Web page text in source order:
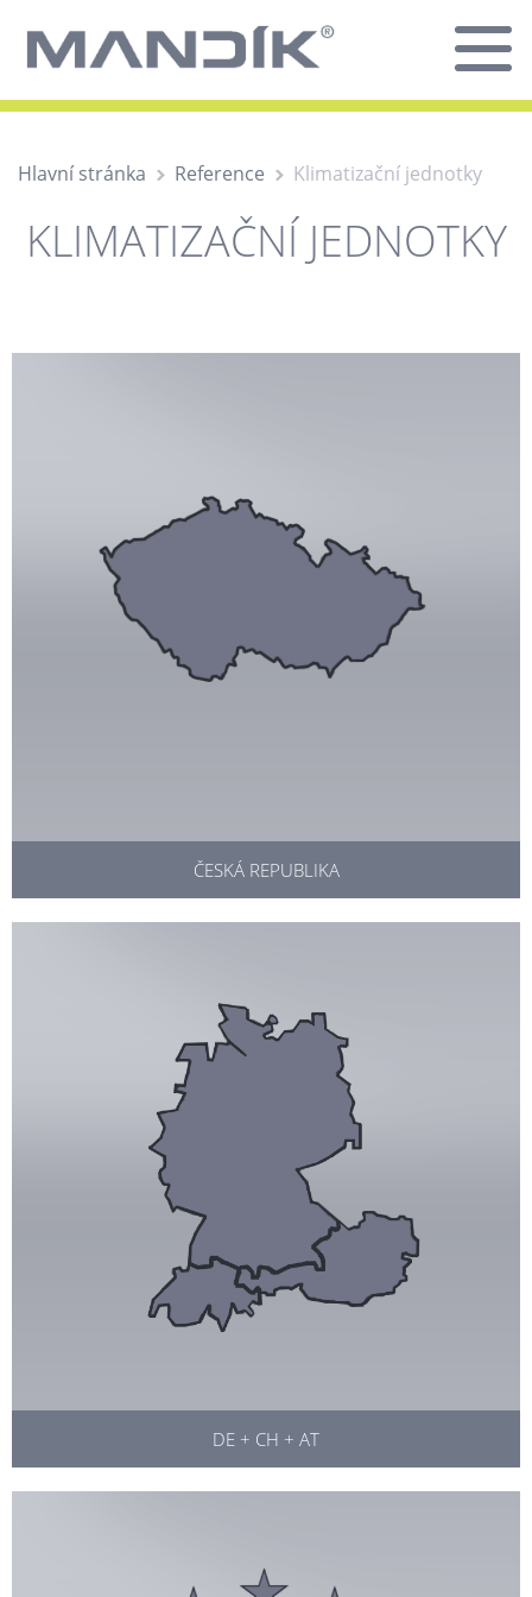
Hlavní stránka Reference Klimatizační jednotky
KLIMATIZAČNÍ JEDNOTKY
ČESKÁ REPUBLIKA
DE + CH + AT